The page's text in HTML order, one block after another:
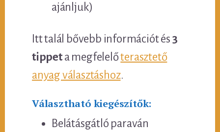
ajánljuk)
Itt talál bővebb információt és 3
tippeta megfelelőterasztető
anyag választáshoz.
Választható kiegészítők:
Belátásgátló paraván